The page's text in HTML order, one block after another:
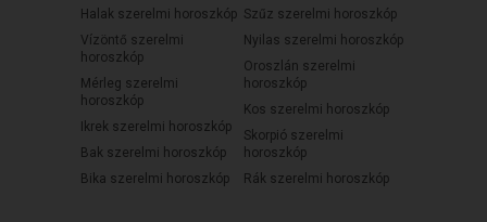
Halak szerelmi horoszkóp
Vízöntő szerelmi
horoszkóp
Mérleg szerelmi
horoszkóp
Ikrek szerelmi horoszkóp
Bak szerelmi horoszkóp
Bika szerelmi horoszkóp
Szűz szerelmi horoszkóp
Nyilas szerelmi horoszkóp
Oroszlán szerelmi
horoszkóp
Kos szerelmi horoszkóp
Skorpió szerelmi
horoszkóp
Rák szerelmi horoszkóp